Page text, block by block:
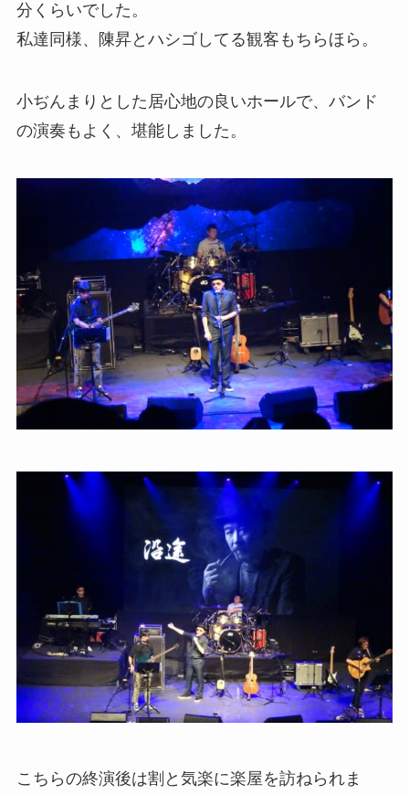
分くらいでした。
私達同様、陳昇とハシゴしてる観客もちらほら。
小ぢんまりとした居心地の良いホールで、バンド
の演奏もよく、堪能しました。
こちらの終演後は割と気楽に楽屋を訪ねられま